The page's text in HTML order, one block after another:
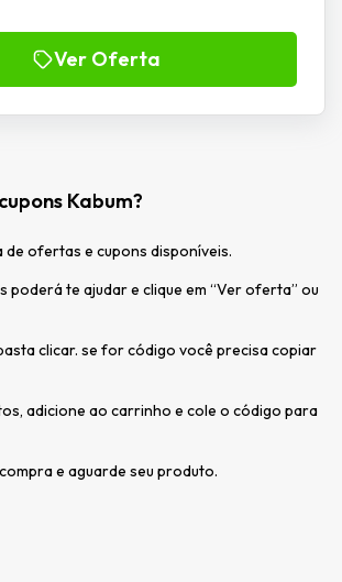
Ver Oferta
Kabum?
de ofertas e cupons disponíveis.
poderá te ajudar e clique em “Ver oferta” ou
clicar. se for código você precisa copiar
adicione ao carrinho e cole o código para
e aguarde seu produto.